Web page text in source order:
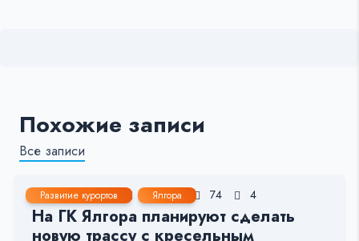
Похожие записи
Все записи
Развитие курортов Ялгора
21 Янв, 2025 1-2 мин. 74 4
На ГК Ялгора планируют сделать
новую трассу с кресельным